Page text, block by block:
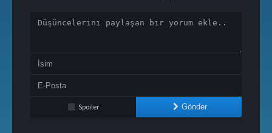
Spoiler Gönder